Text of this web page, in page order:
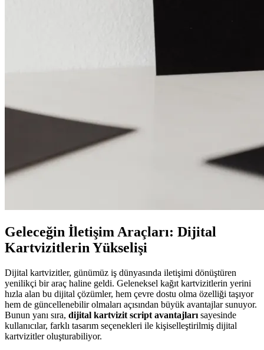
Geleceğin İletişim Araçları: Dijital
Kartvizitlerin Yükselişi
Dijital kartvizitler, günümüz iş dünyasında iletişimi dönüştüren
yenilikçi bir araç haline geldi. Geleneksel kağıt kartvizitlerin yerini
hızla alan bu dijital çözümler, hem çevre dostu olma özelliği taşıyor
hem de güncellenebilir olmaları açısından büyük avantajlar sunuyor.
Bunun yanı sıra, dijital kartvizit script avantajları sayesinde
kullanıcılar, farklı tasarım seçenekleri ile kişiselleştirilmiş dijital
kartvizitler oluşturabiliyor.